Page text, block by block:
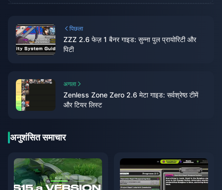
पिछला
ZZZ 2.6 फेज़ 1 बैनर गाइड: सुन्ना पुल प्रायोरिटी और
पिटी
अगला
Zenless Zone Zero 2.6 मेटा गाइड: सर्वश्रेष्ठ टीमें
और टियर लिस्ट
अनुशंसित समाचार